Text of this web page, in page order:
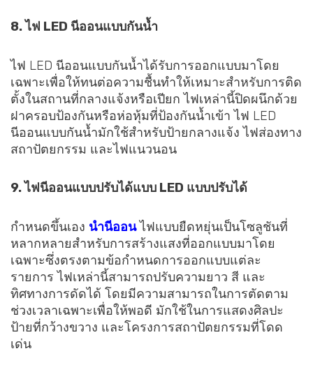
8. ไฟ LED นีออนแบบกันน้ำ
ไฟ LED นีออนแบบกันน้ำได้รับการออกแบบมาโดย
เฉพาะเพื่อให้ทนต่อความชื้นทำให้เหมาะสำหรับการติด
ตั้งในสถานที่กลางแจ้งหรือเปียก ไฟเหล่านี้ปิดผนึกด้วย
ฝาครอบป้องกันหรือห่อหุ้มที่ป้องกันน้ำเข้า ไฟ LED
นีออนแบบกันน้ำมักใช้สำหรับป้ายกลางแจ้ง ไฟส่องทาง
สถาปัตยกรรม และไฟแนวนอน
9. ไฟนีออนแบบปรับได้แบบ LED แบบปรับได้
กำหนดขึ้นเอง นำนีออนไฟแบบยืดหยุ่นเป็นโซลูชันที่
หลากหลายสำหรับการสร้างแสงที่ออกแบบมาโดย
เฉพาะซึ่งตรงตามข้อกำหนดการออกแบบแต่ละ
รายการ ไฟเหล่านี้สามารถปรับความยาว สี และ
ทิศทางการดัดได้ โดยมีความสามารถในการตัดตาม
ช่วงเวลาเฉพาะเพื่อให้พอดี มักใช้ในการแสดงศิลปะ
ป้ายที่กว้างขวาง และโครงการสถาปัตยกรรมที่โดด
เด่น